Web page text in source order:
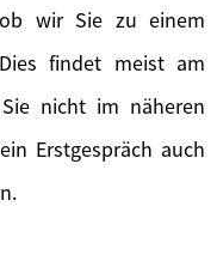
wir Sie zu einem
findet meist am
nicht im näheren
Erstgespräch auch